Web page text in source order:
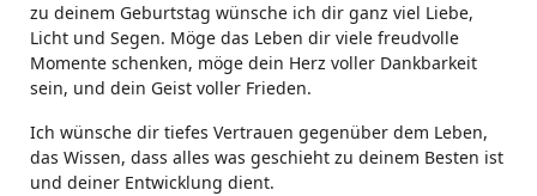
zu deinem Geburtstag wünsche ich dir ganz viel Liebe,
Licht und Segen. Möge das Leben dir viele freudvolle
Momente schenken, möge dein Herz voller Dankbarkeit
sein, und dein Geist voller Frieden.
Ich wünsche dir tiefes Vertrauen gegenüber dem Leben,
das Wissen, dass alles was geschieht zu deinem Besten ist
und deiner Entwicklung dient.